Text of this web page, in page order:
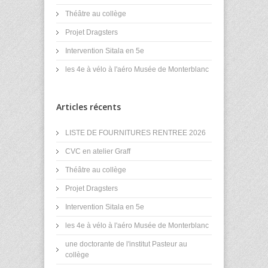
Théâtre au collège
Projet Dragsters
Intervention Sitala en 5e
les 4e à vélo à l'aéro Musée de Monterblanc
Articles récents
LISTE DE FOURNITURES RENTREE 2026
CVC en atelier Graff
Théâtre au collège
Projet Dragsters
Intervention Sitala en 5e
les 4e à vélo à l'aéro Musée de Monterblanc
une doctorante de l'institut Pasteur au
collège